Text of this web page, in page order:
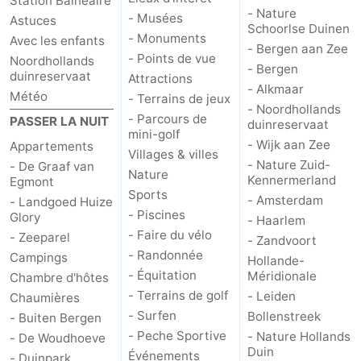
Astuces
Avec les enfants
Noordhollands
duinreservaat
Météo
PASSER LA NUIT
Appartements
- De Graaf van
Egmont
- Landgoed Huize
Glory
- Zeeparel
Campings
Chambre d'hôtes
Chaumières
- Buiten Bergen
- De Woudhoeve
- Musées
- Monuments
- Points de vue
Attractions
- Terrains de jeux
- Parcours de
mini-golf
Villages & villes
Nature
Sports
- Piscines
- Faire du vélo
- Randonnée
- Équitation
- Terrains de golf
- Surfen
- Peche Sportive
Événements
- Nature
Schoorlse Duinen
- Bergen aan Zee
- Bergen
- Alkmaar
- Noordhollands
duinreservaat
- Wijk aan Zee
- Nature Zuid-
Kennermerland
- Amsterdam
- Haarlem
- Zandvoort
Hollande-
Méridionale
- Leiden
Bollenstreek
- Nature Hollands
Duin